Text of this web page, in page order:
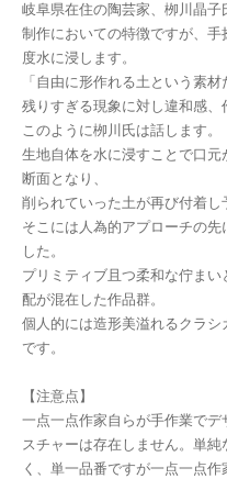
岐阜県在住の陶芸家、栁川晶子
制作においての特徴ですが、
度水に浸します。
「自由に形作れる土という素
残りすぎる現象に対し違和感、
このように栁川氏は話します。
生地自体を水に浸すことで口
断面となり、
削られていった土が再び付着し
そこには人為的アプローチの先
した。
プリミティブ且つ柔和な佇ま
配が混在した作品群。
個人的には造形美溢れるクラ
です。
【注意点】
一点一点作家自らが手作業で
スチャーは存在しません。単
く、単一品番ですが一点一点